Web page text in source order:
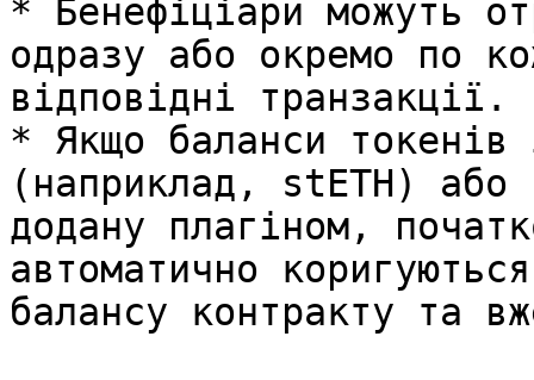
* Бенефіціари можуть
одразу або окремо по
відповідні транзакції.
* Якщо баланси токенів
(наприклад, stETH) або
додану плагіном,
автоматично
балансу контракту та